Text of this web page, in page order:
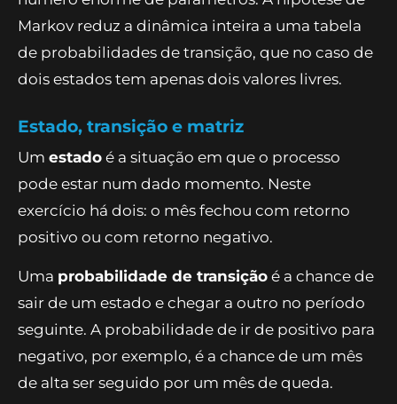
Markov reduz a dinâmica inteira a uma tabela
de probabilidades de transição, que no caso de
dois estados tem apenas dois valores livres.
Estado, transição e matriz
Um estado é a situação em que o processo
pode estar num dado momento. Neste
exercício há dois: o mês fechou com retorno
positivo ou com retorno negativo.
Uma probabilidade de transição é a chance de
sair de um estado e chegar a outro no período
seguinte. A probabilidade de ir de positivo para
negativo, por exemplo, é a chance de um mês
de alta ser seguido por um mês de queda.